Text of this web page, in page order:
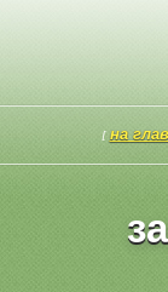
[ на